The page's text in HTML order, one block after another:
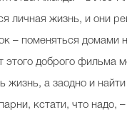
личная жизнь, и они
– поменяться домами
этого доброго фильма
жизнь, а заодно и
кстати, что надо,